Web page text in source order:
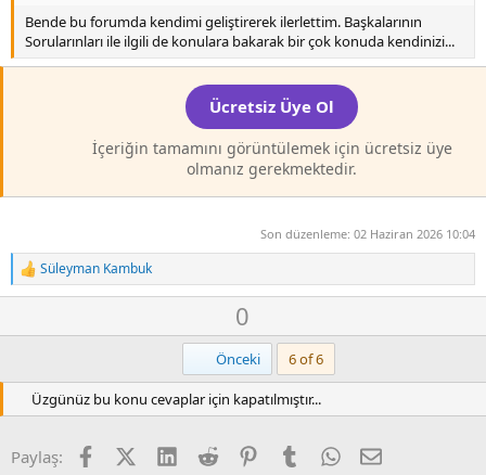
Bende bu forumda kendimi geliştirerek ilerlettim. Başkalarının
Sorularınları ile ilgili de konulara bakarak bir çok konuda kendinizi...
Ücretsiz Üye Ol
İçeriğin tamamını görüntülemek için ücretsiz üye
olmanız gerekmektedir.
Son düzenleme: 02 Haziran 2026 10:04
T
e
e
:
Süleyman Kambuk
O
y
l
a
0
o
w
n
v
t
Önceki 6 of 6
Üzgünüz bu konu cevaplar için kapatılmıştır...
Paylaş: FacebookX (Twitter)
LinkedIn
Reddit PinterestTumblrWhatsApp
E-posta